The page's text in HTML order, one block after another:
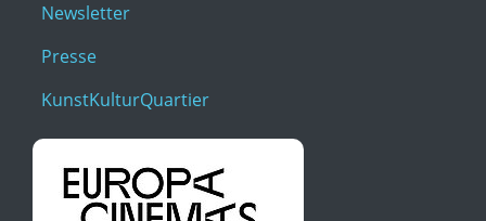
Newsletter
Presse
KunstKulturQuartier